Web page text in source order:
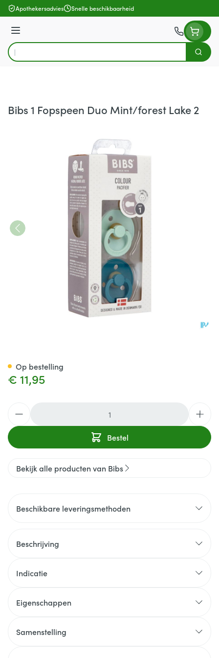
Ga naar de inhoud
Apothekersadvies Snelle beschikbaarheid
Menu
Product, merk, categorie...
Zoek
Bibs 1 Fopspeen Duo Mint/forest Lake 2
€ 11,95
Bestel
Op bestelling
Bekijk alle producten van Bibs
Beschikbare leveringsmethoden
Beschrijving
Indicatie
Eigenschappen
Samenstelling